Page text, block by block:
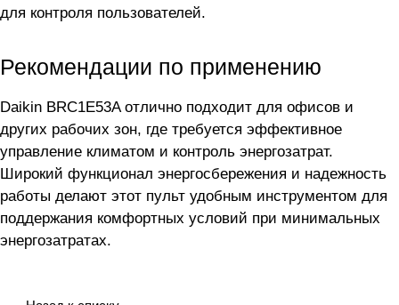
для контроля пользователей.
Рекомендации по применению
Daikin BRC1E53A отлично подходит для офисов и
других рабочих зон, где требуется эффективное
управление климатом и контроль энергозатрат.
Широкий функционал энергосбережения и надежность
работы делают этот пульт удобным инструментом для
поддержания комфортных условий при минимальных
энергозатратах.